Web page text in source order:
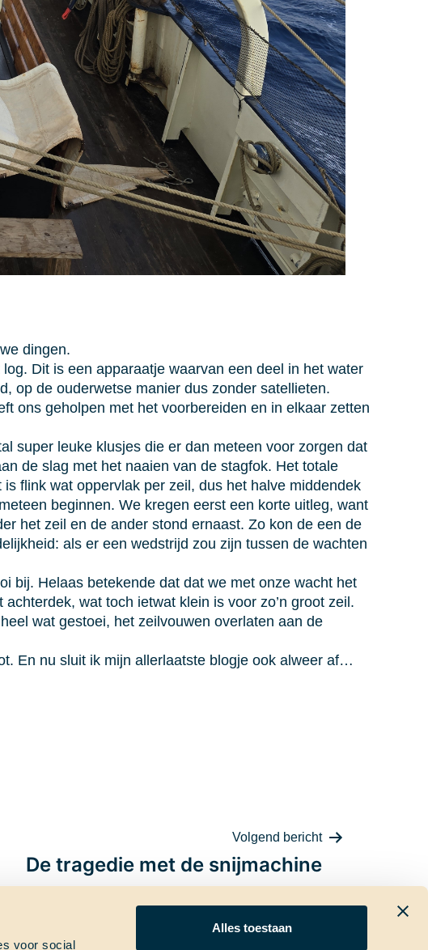
voor social
Alles toestaan
dingen.
Dit is een apparaatje waarvan een deel in het water
op de ouderwetse manier dus zonder satellieten.
ons geholpen met het voorbereiden en in elkaar zetten
super leuke klusjes die er dan meteen voor zorgen dat
de slag met het naaien van de stagfok. Het totale
flink wat oppervlak per zeil, dus het halve middendek
beginnen. We kregen eerst een korte uitleg, want
het zeil en de ander stond ernaast. Zo kon de een de
als er een wedstrijd zou zijn tussen de wachten
bij. Helaas betekende dat dat we met onze wacht het
wat toch ietwat klein is voor zo’n groot zeil.
wat gestoei, het zeilvouwen overlaten aan de
En nu sluit ik mijn allerlaatste blogje ook alweer af…
Volgend bericht
De tragedie met de snijmachine